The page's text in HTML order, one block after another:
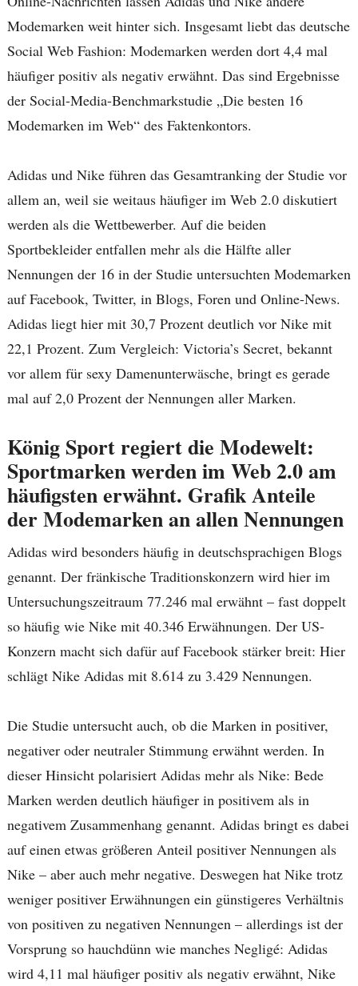
Modemarken weit hinter sich. Insgesamt liebt das deutsche
Social Web Fashion: Modemarken werden dort 4,4 mal
häufiger positiv als negativ erwähnt. Das sind Ergebnisse
der Social-Media-Benchmarkstudie „Die besten 16
Modemarken im Web“ des Faktenkontors.
Adidas und Nike führen das Gesamtranking der Studie vor
allem an, weil sie weitaus häufiger im Web 2.0 diskutiert
werden als die Wettbewerber. Auf die beiden
Sportbekleider entfallen mehr als die Hälfte aller
Nennungen der 16 in der Studie untersuchten Modemarken
auf Facebook, Twitter, in Blogs, Foren und Online-News.
Adidas liegt hier mit 30,7 Prozent deutlich vor Nike mit
22,1 Prozent. Zum Vergleich: Victoria’s Secret, bekannt
vor allem für sexy Damenunterwäsche, bringt es gerade
mal auf 2,0 Prozent der Nennungen aller Marken.
König Sport regiert die Modewelt:
Sportmarken werden im Web 2.0 am
häufigsten erwähnt. Grafik Anteile
der Modemarken an allen Nennungen
Adidas wird besonders häufig in deutschsprachigen Blogs
genannt. Der fränkische Traditionskonzern wird hier im
Untersuchungszeitraum 77.246 mal erwähnt – fast doppelt
so häufig wie Nike mit 40.346 Erwähnungen. Der US-
Konzern macht sich dafür auf Facebook stärker breit: Hier
schlägt Nike Adidas mit 8.614 zu 3.429 Nennungen.
Die Studie untersucht auch, ob die Marken in positiver,
negativer oder neutraler Stimmung erwähnt werden. In
dieser Hinsicht polarisiert Adidas mehr als Nike: Bede
Marken werden deutlich häufiger in positivem als in
negativem Zusammenhang genannt. Adidas bringt es dabei
auf einen etwas größeren Anteil positiver Nennungen als
Nike – aber auch mehr negative. Deswegen hat Nike trotz
weniger positiver Erwähnungen ein günstigeres Verhältnis
von positiven zu negativen Nennungen – allerdings ist der
Vorsprung so hauchdünn wie manches Negligé: Adidas
wird 4,11 mal häufiger positiv als negativ erwähnt, Nike